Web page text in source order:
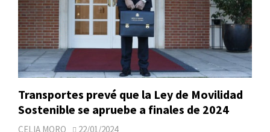
Transportes prevé que la Ley de Movilidad
Sostenible se apruebe a finales de 2024
CELIA MORO 22/01/2024